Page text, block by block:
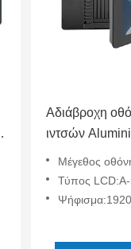
Αδιάβροχη
ιντσών
Μέγεθος
Τύπος